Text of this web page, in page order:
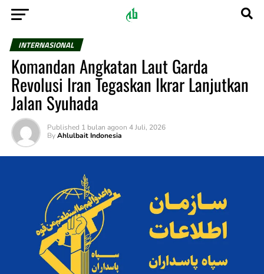
INTERNASIONAL
Komandan Angkatan Laut Garda
Revolusi Iran Tegaskan Ikrar Lanjutkan
Jalan Syuhada
Published 1 bulan agoon 4 Juli, 2026
By Ahlulbait Indonesia